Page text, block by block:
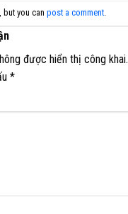
you can post a comment
được hiển thị công khai.
*